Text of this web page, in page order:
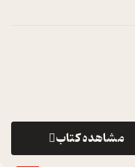
مشاهده کتاب